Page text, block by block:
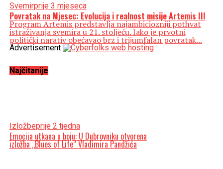
Svemirprije 3 mjeseca
Povratak na Mjesec: Evolucija i realnost misije Artemis III
Program Artemis predstavlja najambiciozniji pothvat
istraživanja svemira u 21. stoljeću. Iako je prvotni
politički narativ obećavao brz i trijumfalan povratak...
Advertisement
Najčitanije
Izložbeprije 2 tjedna
Emocija utkana u boju: U Dubrovniku otvorena
izložba „Blues of Life“ Vladimira Pandžića